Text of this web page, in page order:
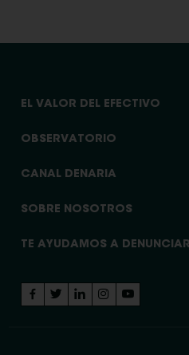
EL VALOR DEL EFECTIVO
OBSERVATORIO
CANAL DENARIA
SOBRE NOSOTROS
TE AYUDAMOS A DENUNCIAR